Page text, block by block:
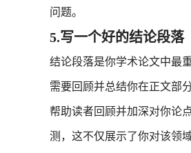
问题。
5.写一个好的结论段落
结论段落是你学术论文中最
需要回顾并总结你在正文部
帮助读者回顾并加深对你论
测，这不仅展示了你对该领